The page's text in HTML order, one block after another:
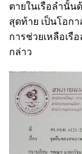
ตายในเรือลำนั้น
สุดท้าย เป็นโอก
การช่วยเหลือเรื
กล่าว